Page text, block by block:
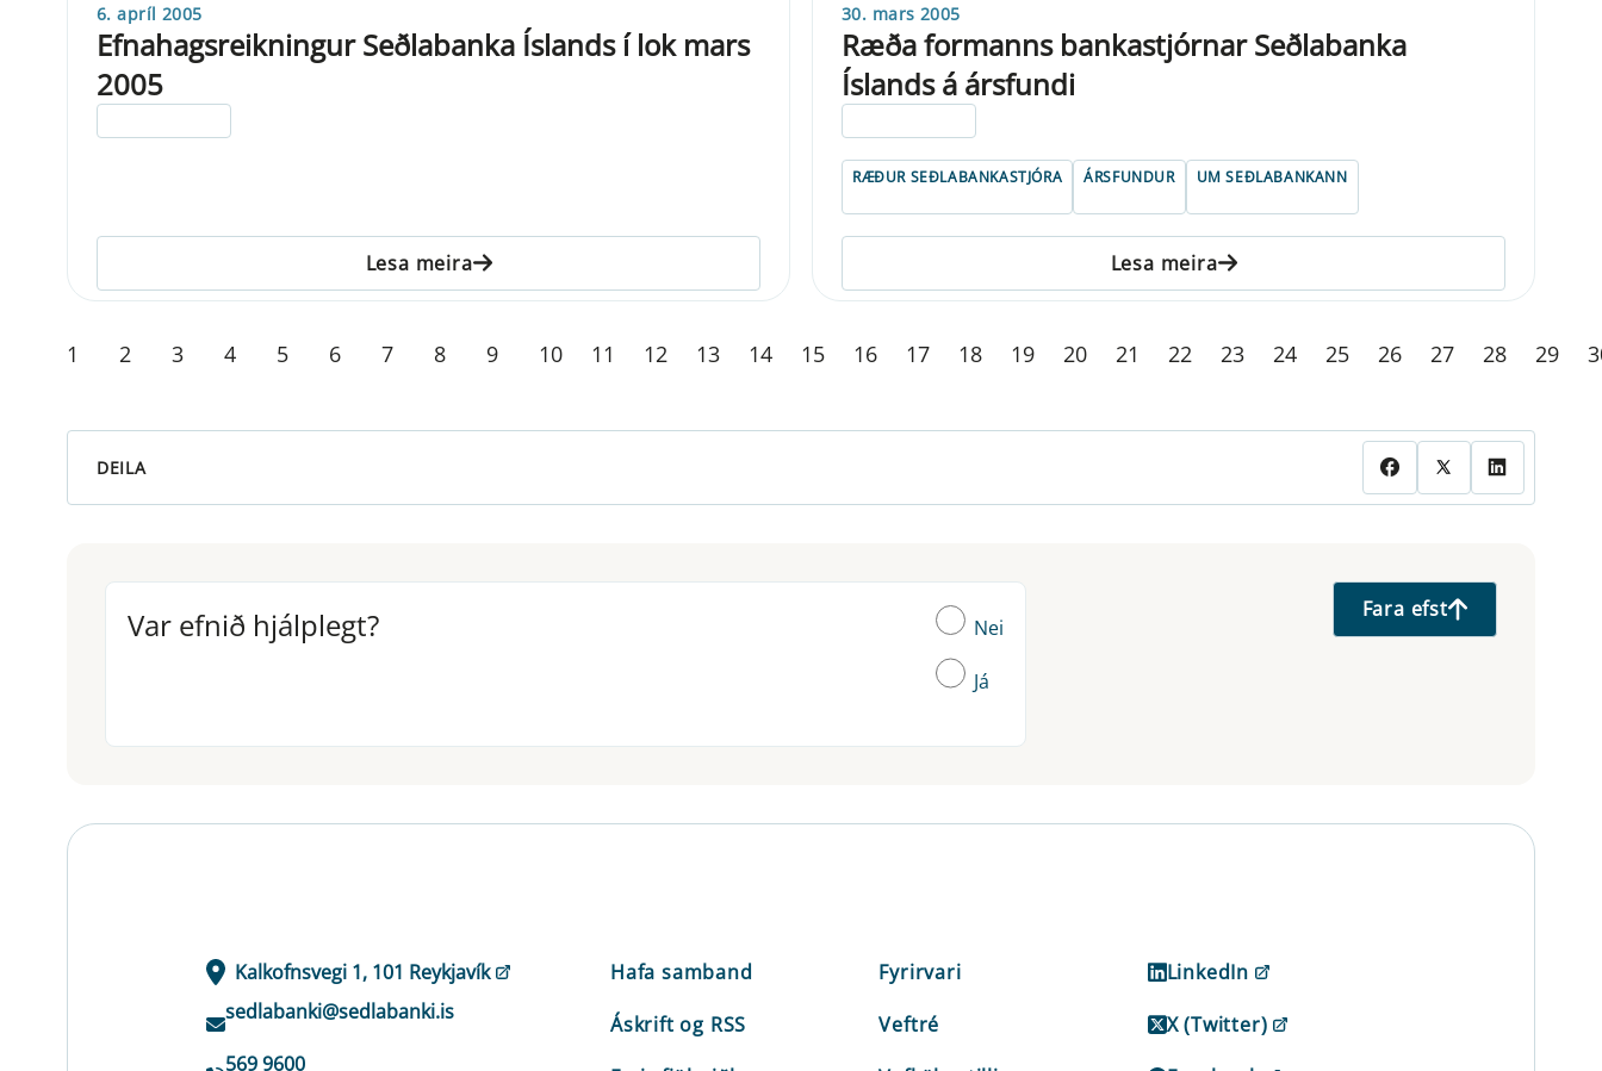
6. apríl 2005
Efnahagsreikningur Seðlabanka Íslands í lok mars
2005
Lesa meira
30. mars 2005
Ræða formanns bankastjórnar Seðlabanka
Íslands á ársfundi
RÆÐUR SEÐLABANKASTJÓRA ÁRSFUNDUR UM SEÐLABANKANN
Lesa meira
1 2 3 4 5 6 7 8 9 10 11 12 13 14 15 16 17 18 19 20 21 22 23 24 25 26 27 28 29
DEILA
Var efnið hjálplegt?
Var efnið hjálplegt? Nei
Já
Fara efst
Kalkofnsvegi 1, 101 Reykjavík
sedlabanki@sedlabanki.is
569 9600
Hafa samband
Áskrift og RSS
Fyrirvari
Veftré
LinkedIn
X (Twitter)